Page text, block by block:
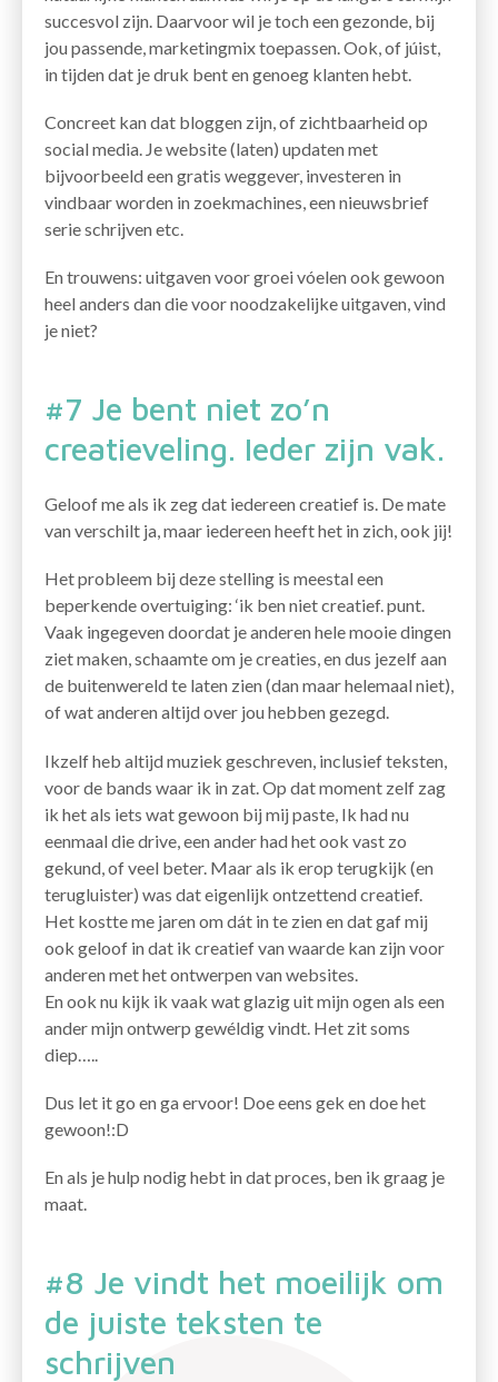
succesvol zijn. Daarvoor wil je toch een gezonde, bij
jou passende, marketingmix toepassen. Ook, of júist,
in tijden dat je druk bent en genoeg klanten hebt.
Concreet kan dat bloggen zijn, of zichtbaarheid op
social media. Je website (laten) updaten met
bijvoorbeeld een gratis weggever, investeren in
vindbaar worden in zoekmachines, een nieuwsbrief
serie schrijven etc.
En trouwens: uitgaven voor groei vóelen ook gewoon
heel anders dan die voor noodzakelijke uitgaven, vind
je niet?
#7 Je bent niet zo’n
creatieveling. Ieder zijn vak.
Geloof me als ik zeg dat iedereen creatief is. De mate
van verschilt ja, maar iedereen heeft het in zich, ook jij!
Het probleem bij deze stelling is meestal een
beperkende overtuiging: ‘ik ben niet creatief. punt.
Vaak ingegeven doordat je anderen hele mooie dingen
ziet maken, schaamte om je creaties, en dus jezelf aan
de buitenwereld te laten zien (dan maar helemaal niet),
of wat anderen altijd over jou hebben gezegd.
Ikzelf heb altijd muziek geschreven, inclusief teksten,
voor de bands waar ik in zat. Op dat moment zelf zag
ik het als iets wat gewoon bij mij paste, Ik had nu
eenmaal die drive, een ander had het ook vast zo
gekund, of veel beter. Maar als ik erop terugkijk (en
terugluister) was dat eigenlijk ontzettend creatief.
Het kostte me jaren om dát in te zien en dat gaf mij
ook geloof in dat ik creatief van waarde kan zijn voor
anderen met het ontwerpen van websites.
En ook nu kijk ik vaak wat glazig uit mijn ogen als een
ander mijn ontwerp gewéldig vindt. Het zit soms
diep…..
Dus let it go en ga ervoor! Doe eens gek en doe het
gewoon!:D
En als je hulp nodig hebt in dat proces, ben ik graag je
maat.
#8 Je vindt het moeilijk om
de juiste teksten te
schrijven